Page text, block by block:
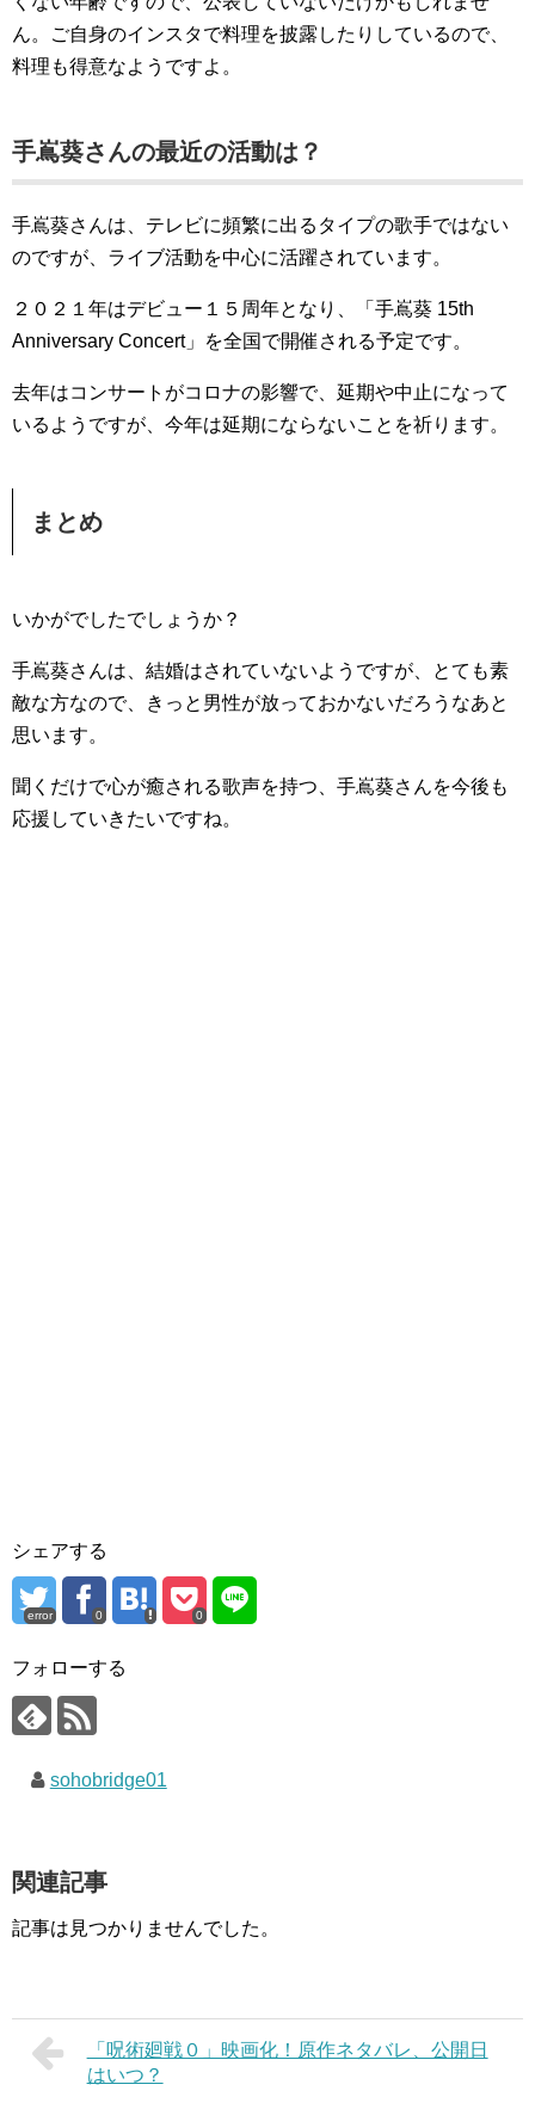
ん。ご自身のインスタで料理を披露したりしているので、
料理も得意なようですよ。
手嶌葵さんの最近の活動は？
手嶌葵さんは、テレビに頻繁に出るタイプの歌手ではない
のですが、ライブ活動を中心に活躍されています。
２０２１年はデビュー１５周年となり、「手嶌葵 15th
Anniversary Concert」を全国で開催される予定です。
去年はコンサートがコロナの影響で、延期や中止になって
いるようですが、今年は延期にならないことを祈ります。
まとめ
いかがでしたでしょうか？
手嶌葵さんは、結婚はされていないようですが、とても素
敵な方なので、きっと男性が放っておかないだろうなあと
思います。
聞くだけで心が癒される歌声を持つ、手嶌葵さんを今後も
応援していきたいですね。
シェアする
error 0 0
フォローする
sohobridge01
関連記事
記事は見つかりませんでした。
「呪術廻戦０」映画化！原作ネタバレ、公開日
はいつ？